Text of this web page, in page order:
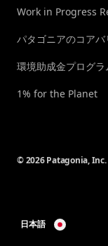
Work in Progress
パタゴニアのコアバ
環境助成金プログラ
1% for the Planet
© 2026 Patagonia,
日本語